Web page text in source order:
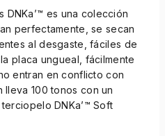
DNKa’™ es una colección
perfectamente, se secan
al desgaste, fáciles de
placa ungueal, fácilmente
entran en conflicto con
lleva 100 tonos con un
DNKa’™ Soft